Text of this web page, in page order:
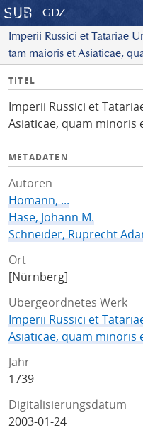
GDZ
Imperii Russici et Tatariae
tam maioris et Asiaticae,
I
f
o
TITEL
Imperii Russici et
Asiaticae, quam minoris
METADATEN
Autoren
Homann, ...
Hase, Johann M.
Schneider, Ruprecht
Ort
[Nürnberg]
Übergeordnetes Werk
Imperii Russici et
Asiaticae, quam minoris
Jahr
1739
Digitalisierungsdatum
2003-01-24